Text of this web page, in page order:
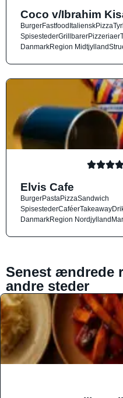
Coco v/Ibrahim
BurgerFastfoodItalienskPizza
SpisestederGrillbarerPizzeriaer
DanmarkRegion Midtjylland
Elvis Cafe
BurgerPastaPizzaSandwich
SpisestederCaféerTakeaway
DanmarkRegion Nordjylland
Senest ændrede
andre steder